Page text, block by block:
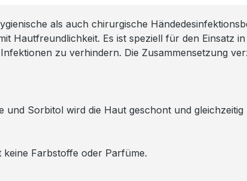
als auch chirurgische
Hautfreundlichkeit. Es ist speziell für den Einsatz
zu verhindern. Die Zusammensetzung
und Sorbitol wird die Haut geschont und gleichzeitig
keine Farbstoffe oder Parfüme.